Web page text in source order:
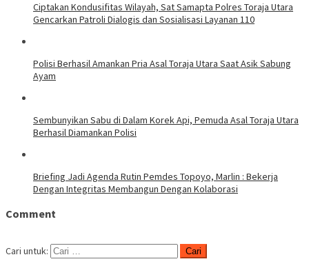
Ciptakan Kondusifitas Wilayah, Sat Samapta Polres Toraja Utara
Gencarkan Patroli Dialogis dan Sosialisasi Layanan 110
Polisi Berhasil Amankan Pria Asal Toraja Utara Saat Asik Sabung
Ayam
Sembunyikan Sabu di Dalam Korek Api, Pemuda Asal Toraja Utara
Berhasil Diamankan Polisi
Briefing Jadi Agenda Rutin Pemdes Topoyo, Marlin : Bekerja
Dengan Integritas Membangun Dengan Kolaborasi
Comment
Cari untuk: